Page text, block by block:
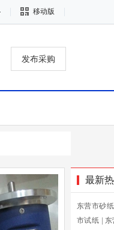
移动版
发布采购
最新
东营市砂纸
市试纸